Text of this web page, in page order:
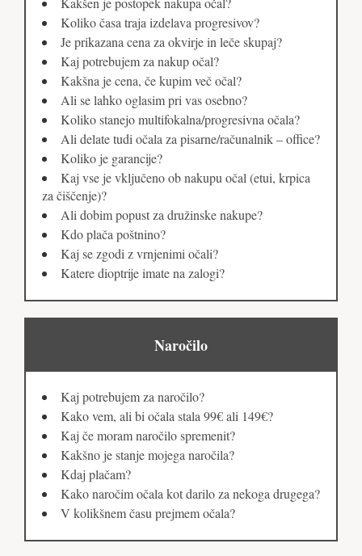
Koliko časa traja izdelava progresivov?
Je prikazana cena za okvirje in leče skupaj?
Kaj potrebujem za nakup očal?
Kakšna je cena, če kupim več očal?
Ali se lahko oglasim pri vas osebno?
Koliko stanejo multifokalna/progresivna očala?
Ali delate tudi očala za pisarne/računalnik – office?
Koliko je garancije?
Kaj vse je vključeno ob nakupu očal (etui, krpica
za čiščenje)?
Ali dobim popust za družinske nakupe?
Kdo plača poštnino?
Kaj se zgodi z vrnjenimi očali?
Katere dioptrije imate na zalogi?
Naročilo
Kaj potrebujem za naročilo?
Kako vem, ali bi očala stala 99€ ali 149€?
Kaj če moram naročilo spremenit?
Kakšno je stanje mojega naročila?
Kdaj plačam?
Kako naročim očala kot darilo za nekoga drugega?
V kolikšnem času prejmem očala?